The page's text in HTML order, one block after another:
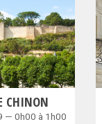
CHINON
— 0h00 à 1h00